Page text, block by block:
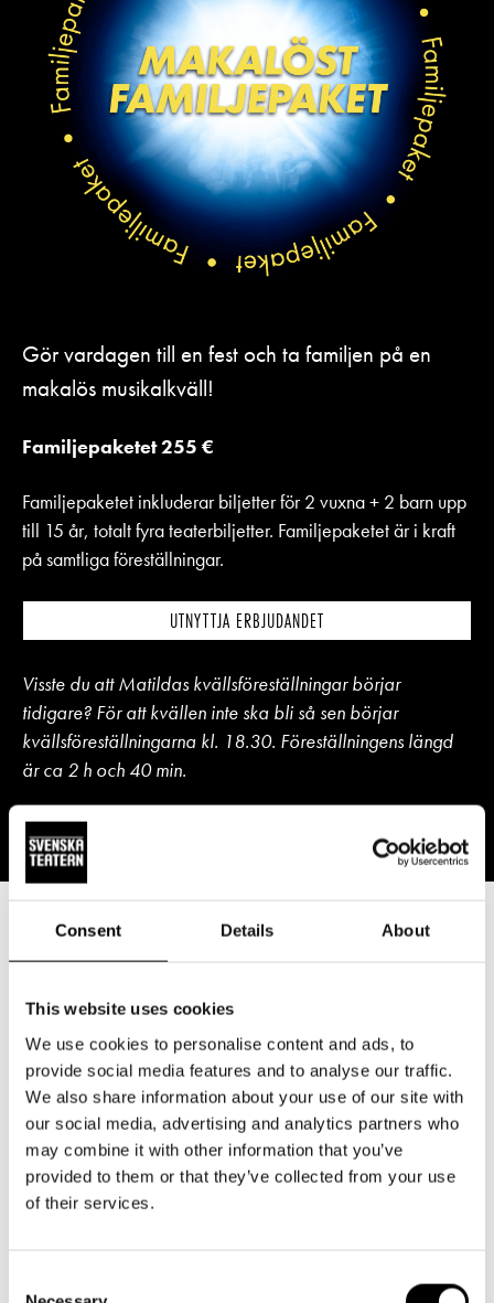
Consent Details About
This website uses cookies
We use cookies to personalise content and ads, to
provide social media features and to analyse our traffic.
We also share information about your use of our site with
our social media, advertising and analytics partners who
may combine it with other information that you’ve
provided to them or that they’ve collected from your use
of their services.
Gör vardagen till en fest och ta familjen på en
makalös musikalkväll!
Familjepaketet 255 €
Familjepaketet inkluderar biljetter för 2 vuxna + 2 barn upp
till 15 år, totalt fyra teaterbiljetter. Familjepaketet är i kraft
på samtliga föreställningar.
UTNYTTJA ERBJUDANDET
Visste du att Matildas kvällsföreställningar börjar
tidigare? För att kvällen inte ska bli så sen börjar
kvällsföreställningarna kl. 18.30. Föreställningens längd
är ca 2 h och 40 min.
Ensemble